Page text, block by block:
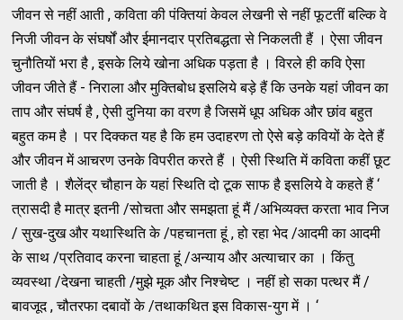
जीवन से नहीं आती , कविता की पंक्तियां केवल लेखनी से नहीं फूटतीं बल्कि वे
निजी जीवन के संघर्षों और ईमानदार प्रतिबद्धता से निकलती हैं । ऐसा जीवन
चुनौतियों भरा है , इसके लिये खोना अधिक पड़ता है । विरले ही कवि ऐसा
जीवन जीते हैं - निराला और मुक्तिबोध इसलिये बड़े हैं कि उनके यहां जीवन का
ताप और संघर्ष है , ऐसी दुनिया का वरण है जिसमें धूप अधिक और छांव बहुत
बहुत कम है । पर दिक्कत यह है कि हम उदाहरण तो ऐसे बड़े कवियों के देते हैं
और जीवन में आचरण उनके विपरीत करते हैं । ऐसी स्थिति में कविता कहीं छूट
जाती है । शैलेंद्र चौहान के यहां स्थिति दो टूक साफ है इसलिये वे कहते हैं ‘
त्रासदी है मात्र इतनी /सोचता और समझता हूं मैं /अभिव्यक्त करता भाव निज
/ सुख-दुख और यथास्थिति के /पहचानता हूं , हो रहा भेद /आदमी का आदमी
के साथ /प्रतिवाद करना चाहता हूं /अन्याय और अत्याचार का । किंतु
व्यवस्था /देखना चाहती /मुझे मूक और निश्चेष्ट । नहीं हो सका पत्थर मैं /
बावजूद , चौतरफा दबावों के /तथाकथित इस विकास-युग में । ‘